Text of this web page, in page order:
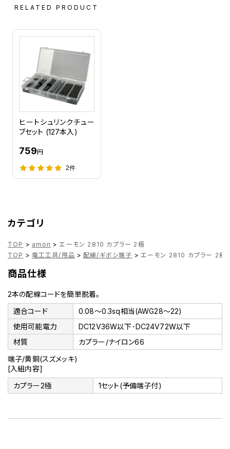
RELATED PRODUCT
ヒートシュリンクチュー
ブセット (127本入)
759円
2件
カテゴリ
TOP > amon > エーモン 2810 カプラー 2極
TOP > 電工工具/用品 > 配線/ギボシ端子 > エーモン 2810 カプラー 2極
商品仕様
2本の配線コードを簡単脱着。
適合コード
0.08～0.3sq相当(AWG28～22)
使用可能電力
DC12V36W以下･DC24V72W以下
材質
カプラー/ナイロン66
端子/黄銅(スズメッキ)
[入組内容]
カプラー2極
1セット(予備端子付)